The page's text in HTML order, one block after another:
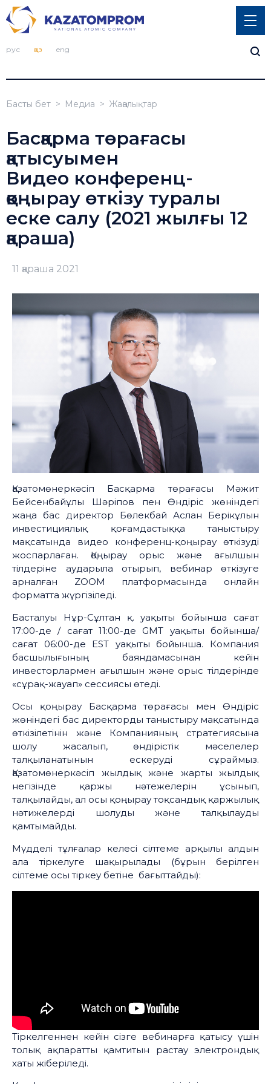
рус қаз eng
Басты бет Медиа Жаңалықтар
Басқарма төрағасы
қатысуымен
Видео конференц-
қоңырау өткізу туралы
еске салу (2021 жылғы 12
қараша)
11 қараша 2021
Қазатомөнеркәсіп Басқарма төрағасы Мәжит
Бейсенбайұлы Шәріпов пен Өндіріс жөніндегі
жаңа бас директор Бөлекбай Аслан Берікұлын
инвестициялық қоғамдастыққа таныстыру
мақсатында видео конференц-қоңырау өткізуді
жоспарлаған. Қоңырау орыс және ағылшын
тілдеріне аударыла отырып, вебинар өткізуге
арналған ZOOM платформасында онлайн
форматта жүргізіледі.
Басталуы Нұр-Сұлтан қ. уақыты бойынша сағат
17:00-де / сағат 11:00-де GMT уақыты бойынша/
сағат 06:00-де EST уақыты бойынша. Компания
басшылығының баяндамасынан кейін
инвесторлармен ағылшын және орыс тілдерінде
«сұрақ-жауап» сессиясы өтеді.
Осы қоңырау Басқарма төрағасы мен Өндіріс
жөніндегі бас директорды таныстыру мақсатында
өткізілетінін және Компанияның стратегиясына
шолу жасалып, өндірістік мәселелер
талқыланатынын ескеруді сұраймыз.
Қазатомөнеркәсіп жылдық және жарты жылдық
негізінде қаржы нәтежелерін ұсынып,
талқылайды, ал осы қоңырау тоқсандық қаржылық
нәтижелерді шолуды және талқылауды
қамтымайды.
Мүдделі тұлғалар келесі сілтеме арқылы алдын
ала тіркелуге шақырылады (бұрын берілген
сілтеме осы тіркеу бетіне бағыттайды):
Тіркелгеннен кейін сізге вебинарға қатысу үшін
толық ақпаратты қамтитын растау электрондық
хаты жіберіледі.